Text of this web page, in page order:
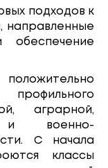
подходов к
направленные
аграрной,
и военно-
С начала
классы